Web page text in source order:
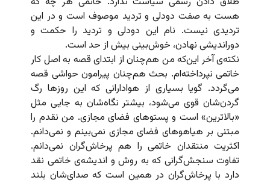
هست به صفت دودلی و تردید موصوف است و در این
تردیدی نیست. نام این دودلی و تردید را حکمت و
دوراندیشی نهادن، خوش‌بینی بیش از حد است.
نکته‌ی آخر این‌که من هم‌چنان از ابتدای قصه به اصل کار
خاتمی نپرداخته‌ام. بحث هم‌چنان پیرامون حواشی قصه
می‌گردد. گویا بسیاری از هوادارانی که این روزها رگ
گردن‌شان قوی می‌شود، بیشتر نگاه‌شان به جایی مثل
«بالاترین» است و پستوهای فضای مجازی. من نقدم را
مبتنی بر هیاهوهای فضای مجازی نمی‌بینم و نمی‌دانم.
اکثریت منتقدان خاتمی را هم پرخاش‌گران نمی‌دانم.
تفاوت سنجش‌گرانی که به روش و اندیشه‌ی خاتمی نقد
دارد با پرخاش‌گران در همین است که صدای‌شان بلند